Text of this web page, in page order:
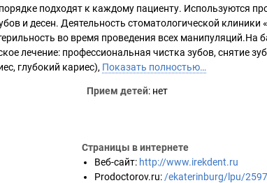
подходят к каждому пациенту. Используются
и десен. Деятельность стоматологической клиники
во время проведения всех манипуляций.На
лечение: профессиональная чистка зубов, снятие
глубокий кариес), Показать полностью…
Прием детей: нет
Страницы в интернете
Веб-сайт: http://www.irekdent.ru
Prodoctorov.ru: /ekaterinburg/lpu/